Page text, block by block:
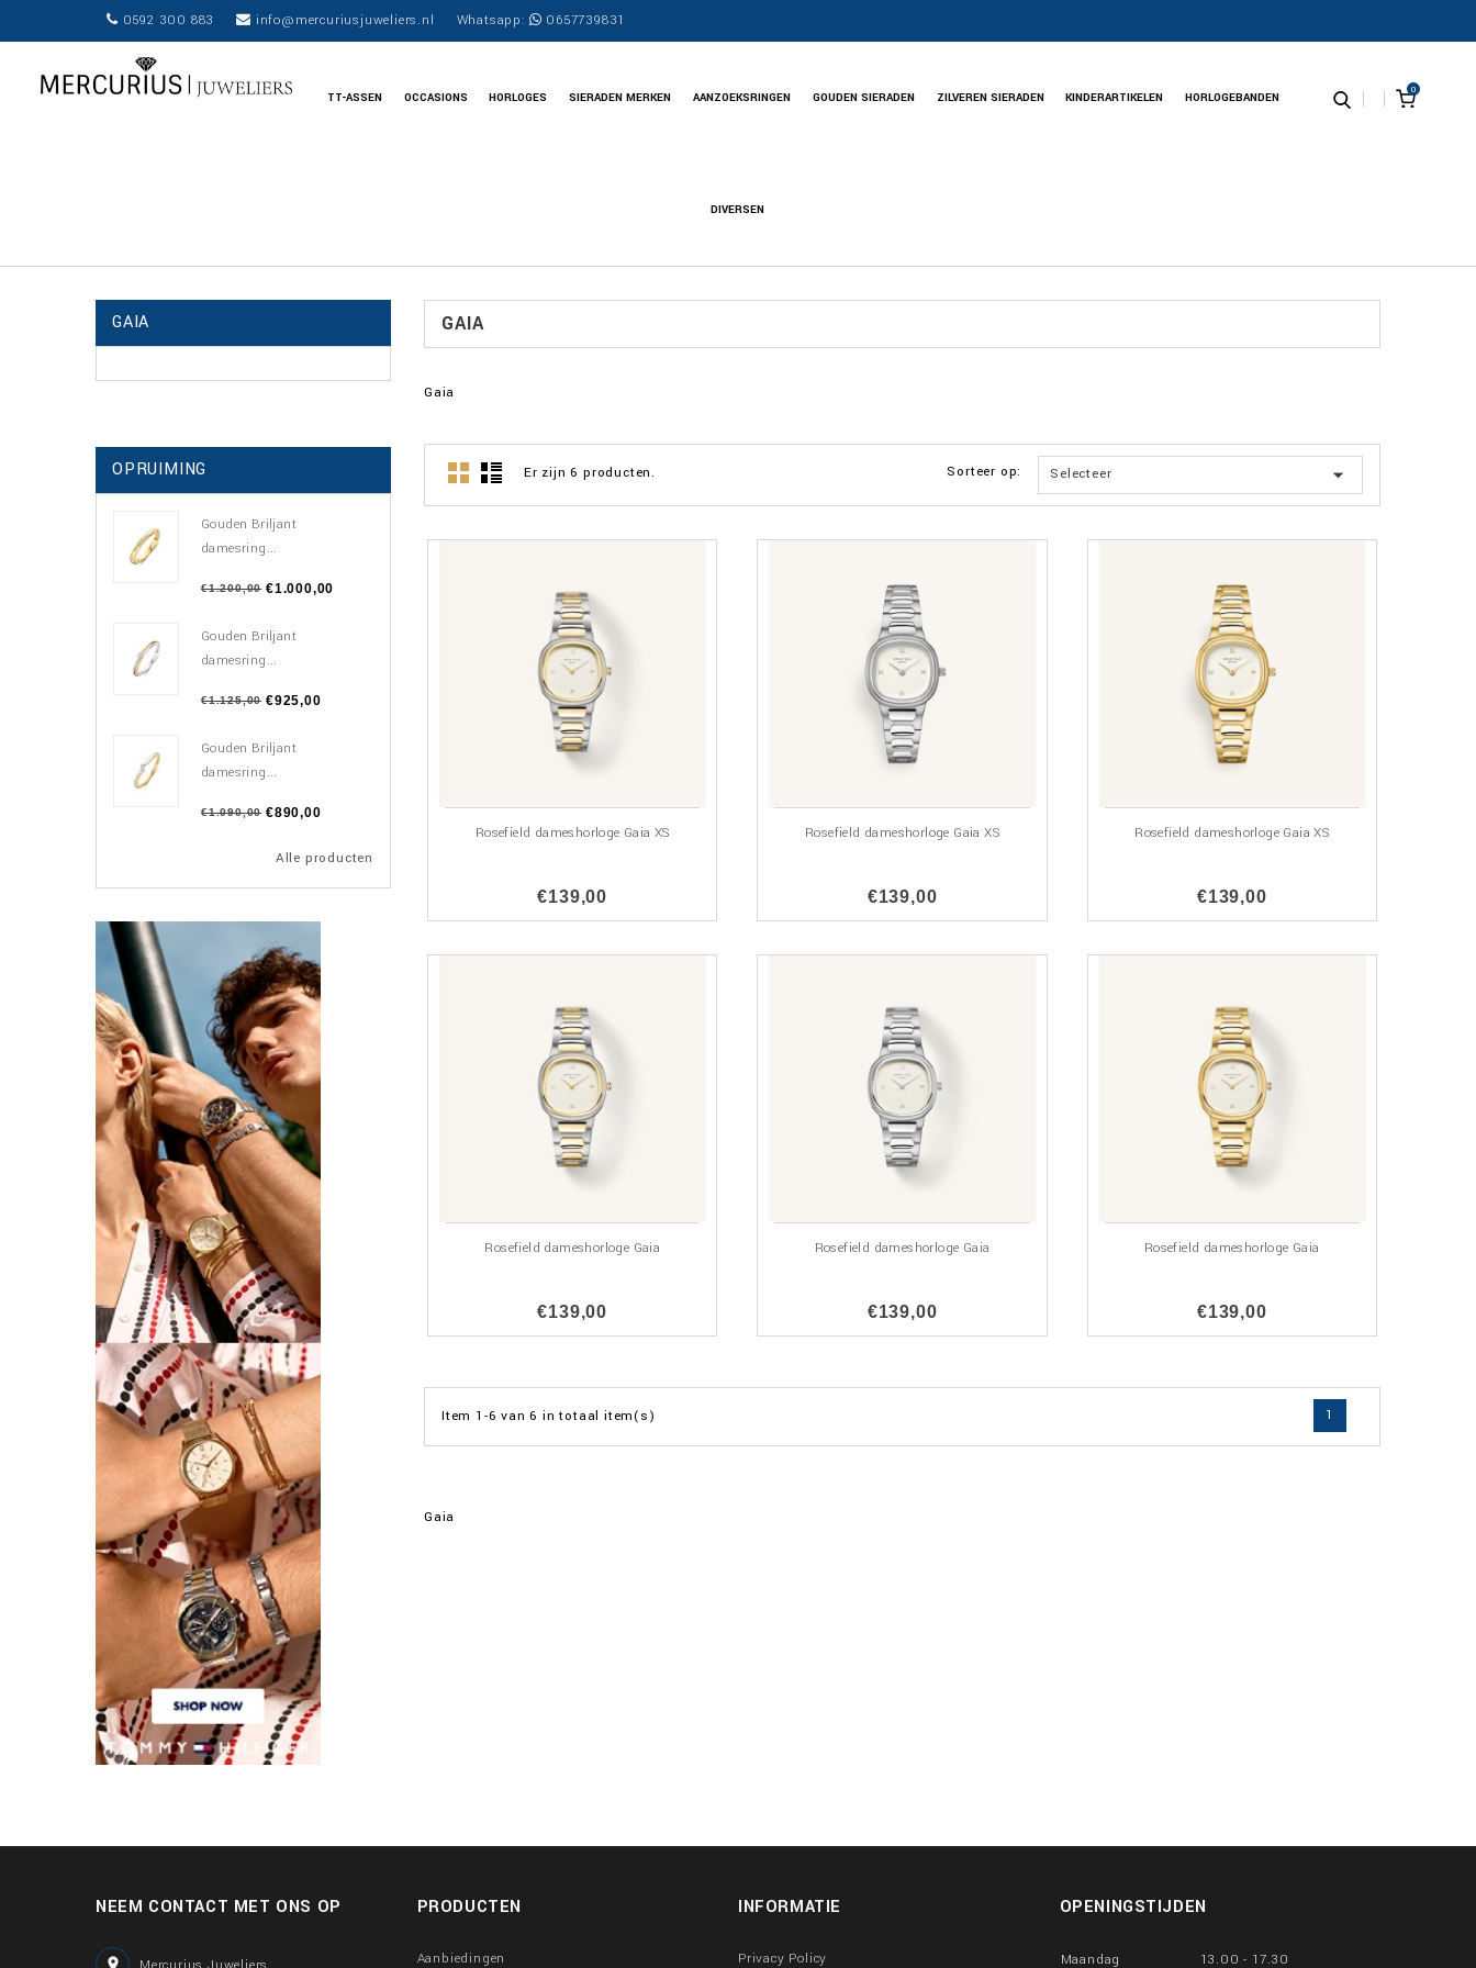
0592 300 883 info@mercuriusjuweliers.nl Whatsapp: 0657739831
0
TT-ASSEN OCCASIONS HORLOGES SIERADEN MERKEN AANZOEKSRINGEN GOUDEN SIERADEN ZILVEREN SIERADEN KINDERARTIKELEN HORLOGEBANDEN
DIVERSEN
GAIA
OPRUIMING
Gouden Briljant
damesring...
€1.200,00 €1.000,00
Gouden Briljant
damesring...
€1.125,00 €925,00
Gouden Briljant
damesring...
€1.090,00 €890,00
Alle producten
GAIA
Gaia
Er zijn 6 producten. Sorteer op: Selecteer 
Rosefield dameshorloge Gaia XS
€139,00
Rosefield dameshorloge Gaia XS
€139,00
Rosefield dameshorloge Gaia XS
€139,00
Rosefield dameshorloge Gaia
€139,00
Rosefield dameshorloge Gaia
€139,00
Rosefield dameshorloge Gaia
€139,00
Item 1-6 van 6 in totaal item(s) 1
Gaia
NEEM CONTACT MET ONS OP

PRODUCTEN
Aanbiedingen
INFORMATIE
Privacy Policy
OPENINGSTIJDEN
Maandag 13.00 - 17.30